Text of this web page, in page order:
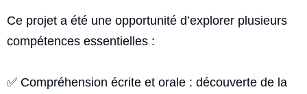
Ce projet a été une opportunité d’explorer plusieurs
compétences essentielles :
✅ Compréhension écrite et orale : découverte de la